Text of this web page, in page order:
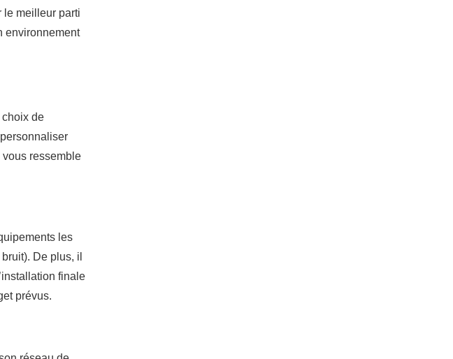
le meilleur parti
environnement
de
vous ressemble
les
De plus, il
finale
prévus.